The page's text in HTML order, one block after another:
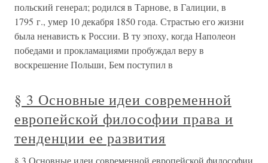
польский генерал; родился в Тарнове, в Галиции, в
1795 г., умер 10 декабря 1850 года. Страстью его жизни
была ненависть к России. В ту эпоху, когда Наполеон
победами и прокламациями пробуждал веру в
воскрешение Польши, Бем поступил в
§ 3 Основные идеи современной
европейской философии права и
тенденции ее развития
§ 3 Основные идеи современной европейской философии